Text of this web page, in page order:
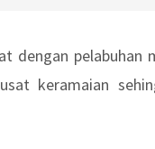
dengan pelabuhan
keramaian